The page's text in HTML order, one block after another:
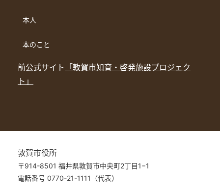
本人
本のこと
前公式サイト 「敦賀市知育・啓発施設プロジェク
ト」
敦賀市役所
〒914-8501 福井県敦賀市中央町2丁目1−1
電話番号 0770-21-1111（代表）